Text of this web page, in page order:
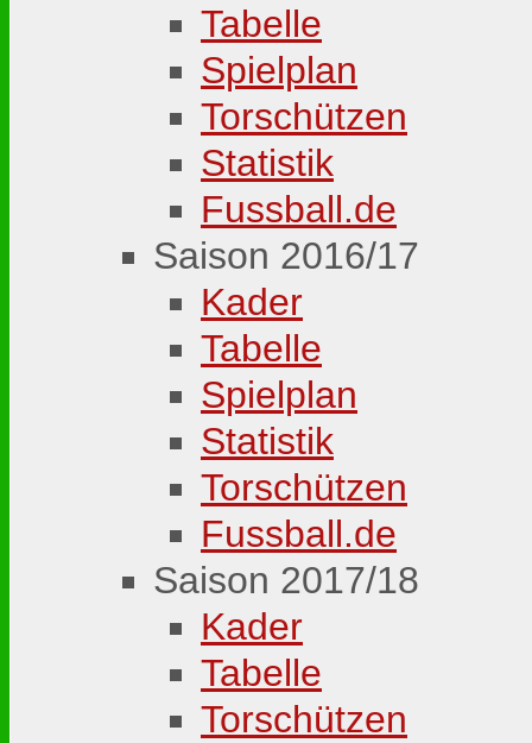
Tabelle
Spielplan
Torschützen
Statistik
Fussball.de
Saison 2016/17
Kader
Tabelle
Spielplan
Statistik
Torschützen
Fussball.de
Saison 2017/18
Kader
Tabelle
Torschützen